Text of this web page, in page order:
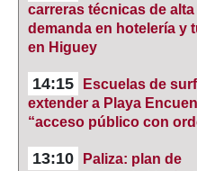
carreras técnicas de alta
demanda en hotelería y
en Higuey
14:15
Escuelas de
extender a Playa
“acceso público con
13:10
Paliza: plan de